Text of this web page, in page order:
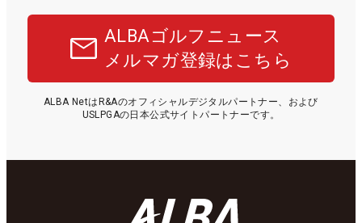
ALBAゴルフニュース
メルマガ登録はこちら
ALBA NetはR&Aのオフィシャルデジタルパートナー、および
USLPGAの日本公式サイトパートナーです。